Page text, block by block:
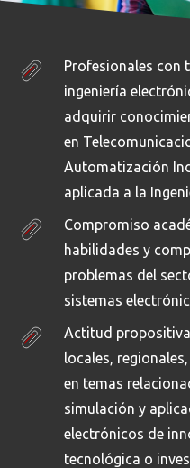
Profesionales con
ingeniería
adquirir
en
Automatización
aplicada a la
Compromiso
habilidades y
problemas del
sistemas
Actitud
locales,
en temas
simulación y
electrónicos de
tecnológica o